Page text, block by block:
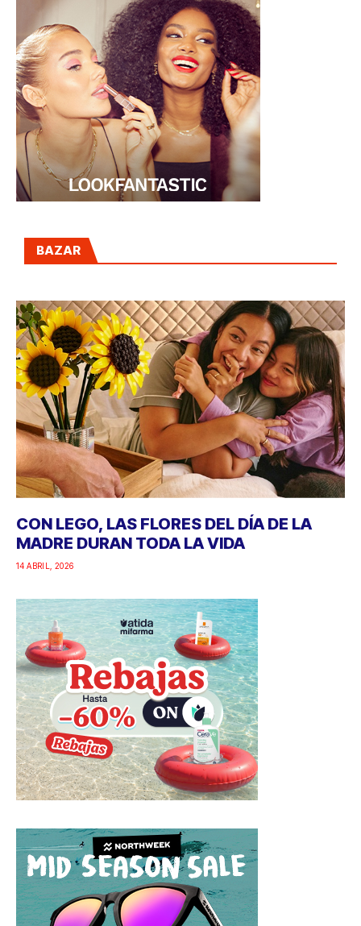
BAZAR
CON LEGO, LAS FLORES DEL DÍA DE LA
MADRE DURAN TODA LA VIDA
14 ABRIL, 2026